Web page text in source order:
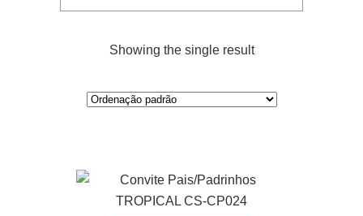
Showing the single result